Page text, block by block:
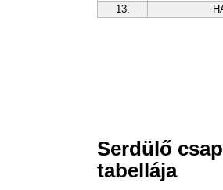
13.
Serdülő
tabellája